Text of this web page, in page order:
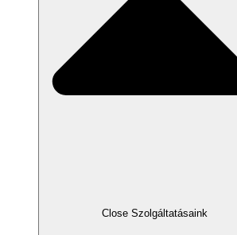
Close Szolgáltatásaink